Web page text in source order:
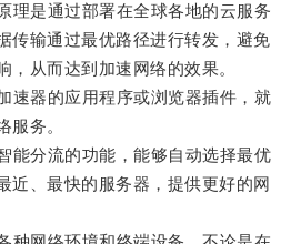
是通过部署在全球各地的云服务
传输通过最优路径进行转发，避免
，从而达到加速网络的效果。
器的应用程序或浏览器插件，就
服务。
分流的功能，能够自动选择最优
近、最快的服务器，提供更好的网